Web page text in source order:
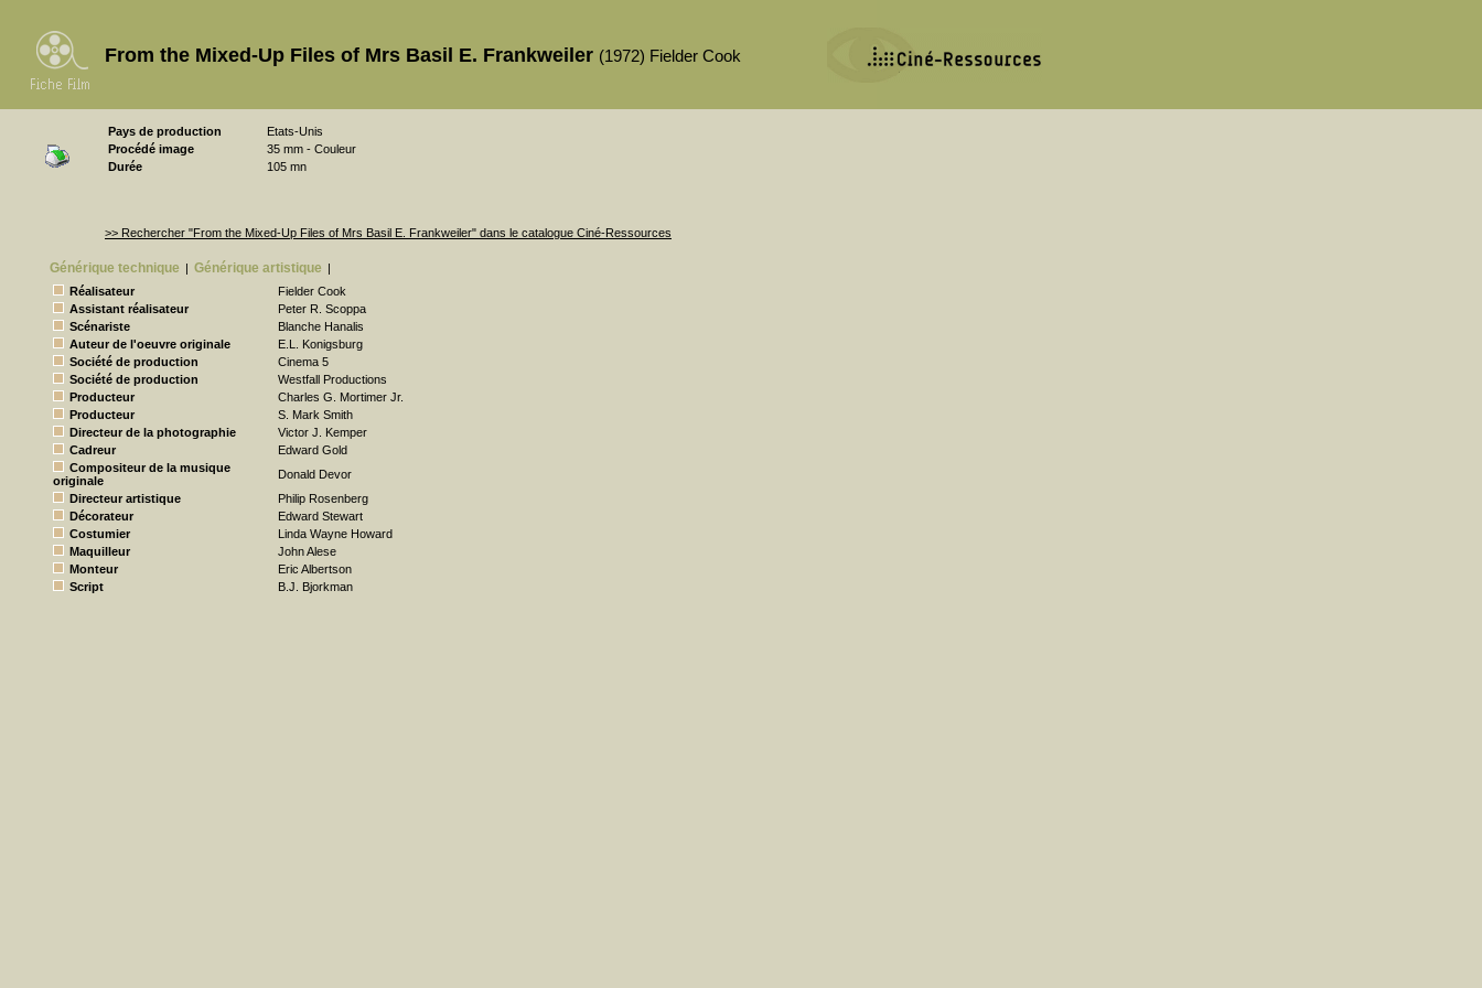
From the Mixed-Up Files of Mrs Basil E. Frankweiler (1972) Fielder Cook
Pays de production
Etats-Unis
Procédé image
35 mm - Couleur
Durée
105 mn
>> Rechercher "From the Mixed-Up Files of Mrs Basil E. Frankweiler" dans le catalogue Ciné-Ressources
Générique technique | Générique artistique |
Réalisateur
Fielder Cook
Assistant réalisateur
Peter R. Scoppa
Scénariste
Blanche Hanalis
Auteur de l'oeuvre originale
E.L. Konigsburg
Société de production
Cinema 5
Société de production
Westfall Productions
Producteur
Charles G. Mortimer Jr.
Producteur
S. Mark Smith
Directeur de la photographie
Victor J. Kemper
Cadreur
Edward Gold
Compositeur de la musique
originale
Donald Devor
Directeur artistique
Philip Rosenberg
Décorateur
Edward Stewart
Costumier
Linda Wayne Howard
Maquilleur
John Alese
Monteur
Eric Albertson
Script
B.J. Bjorkman